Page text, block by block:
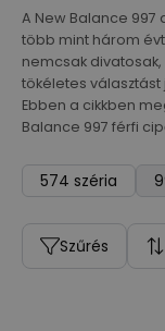
A New Balance 997
több mint három
nemcsak
tökéletes
Ebben a cikkben
Balance 997 férfi
574 széria
Szűrés